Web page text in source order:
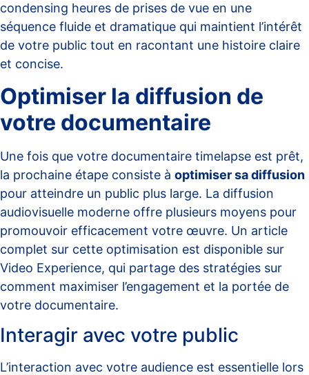
condensing heures de prises de vue en une
séquence fluide et dramatique qui maintient l’intérêt
de votre public tout en racontant une histoire claire
et concise.
Optimiser la diffusion de
votre documentaire
Une fois que votre documentaire timelapse est prêt,
la prochaine étape consiste à optimiser sa diffusion
pour atteindre un public plus large. La diffusion
audiovisuelle moderne offre plusieurs moyens pour
promouvoir efficacement votre œuvre. Un article
complet sur cette optimisation est disponible sur
Video Experience, qui partage des stratégies sur
comment maximiser l’engagement et la portée de
votre documentaire.
Interagir avec votre public
L’interaction avec votre audience est essentielle lors